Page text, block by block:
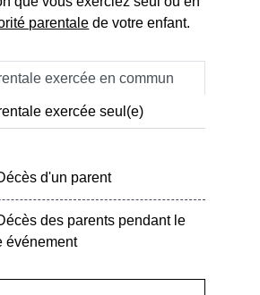
parentale de votre enfant.
exercée en commun
exercée seul(e)
d'un parent
des parents pendant le
événement